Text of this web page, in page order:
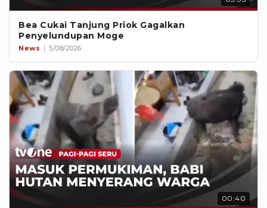
Bea Cukai Tanjung Priok Gagalkan
Penyelundupan Moge
News 5/08/2026
00:40